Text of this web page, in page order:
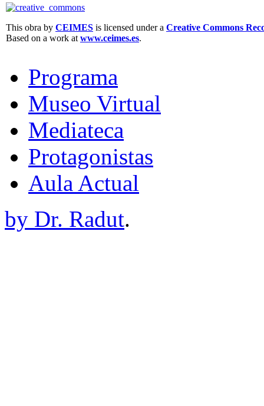
This obra by CEIMES is licensed under a Creative Commons
Based on a work at www.ceimes.es.
Programa
Museo Virtual
Mediateca
Protagonistas
Aula Actual
by Dr. Radut.